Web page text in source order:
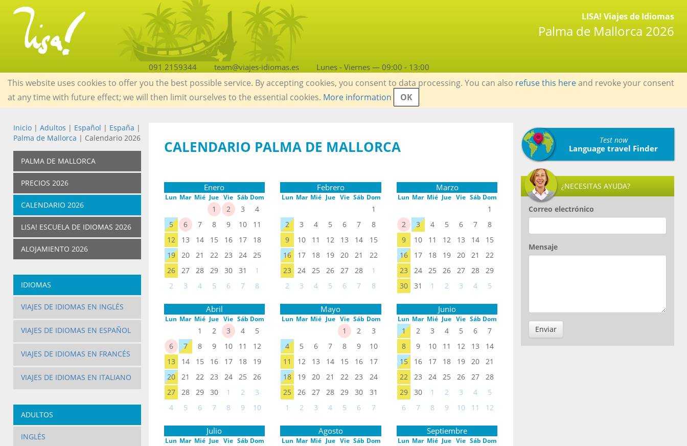
LISA! Viajes de Idiomas
Palma de Mallorca 2026
091 2159344 team@viajes-idiomas.es Lunes - Viernes — 09:00 - 13:00
This website uses cookies to offer you the best possible service. By accepting cookies, you consent to data processing. You can also refuse this hereand revoke your consent
at any time with future effect; we will then limit ourselves to the essential cookies. More information OK
Inicio| Adultos | Español | España |
Palma de Mallorca | Calendario 2026
PALMA DE MALLORCA
PRECIOS 2026
CALENDARIO 2026
LISA! ESCUELA DE IDIOMAS 2026
ALOJAMIENTO 2026
IDIOMAS
VIAJES DE IDIOMAS EN INGLÉS
VIAJES DE IDIOMAS EN ESPAÑOL
VIAJES DE IDIOMAS EN FRANCÉS
VIAJES DE IDIOMAS EN ITALIANO
ADULTOS
INGLÉS
CALENDARIO PALMA DE MALLORCA
Enero
Lun Mar Mié Jue Vie Sáb Dom
1 2 3
4
5
6 7 8 9 10
11
12
13 14 15 16 17
18
19
20 21 22 23 24
25
26
27 28 29 30 31
1
2
3 4 5 6 7 8
Febrero
Lun Mar Mié Jue Vie Sáb Dom
1
2
3 4 5 6 7
8
9
10 11 12 13 14
15
16
17 18 19 20 21
22
23
24 25 26 27 28
1
2
3 4 5 6 7 8
Marzo
Lun Mar Mié Jue Vie Sáb Dom
1
2
3 4 5 6 7
8
9
10 11 12 13 14
15
16
17 18 19 20 21
22
23
24 25 26 27 28
29
30
31 1 2 3 4 5
Abril
Lun Mar Mié Jue Vie Sáb Dom
1 2 3 4
5
6
7 8 9 10 11
12
13
14 15 16 17 18
19
20
21 22 23 24 25
26
27
28 29 30 1 2
3
4
5 6 7 8 9 10
Mayo
Lun Mar Mié Jue Vie Sáb Dom
1 2
3
4
5 6 7 8 9
10
11
12 13 14 15 16
17
18
19 20 21 22 23
24
25
26 27 28 29 30
31
1
2 3 4 5 6 7
Junio
Lun Mar Mié Jue Vie Sáb Dom
1 2 3 4 5 6
7
8
9 10 11 12 13
14
15
16 17 18 19 20
21
22
23 24 25 26 27
28
29
30 1 2 3 4
5
6
7 8 9 10 11 12
Julio
Lun Mar Mié Jue Vie Sáb Dom
Agosto
Lun Mar Mié Jue Vie Sáb Dom
Septiembre
Lun Mar Mié Jue Vie Sáb Dom
Test now
Language travel Finder
¿NECESITAS AYUDA?
Correo electrónico
Mensaje
Enviar